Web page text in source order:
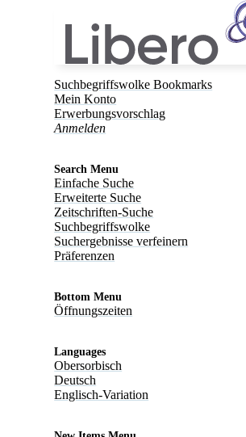
Suchbegriffswolke Bookmarks
Mein Konto
Erwerbungsvorschlag
Anmelden
Search Menu
Einfache Suche
Erweiterte Suche
Zeitschriften-Suche
Suchbegriffswolke
Suchergebnisse verfeinern
Präferenzen
Bottom Menu
Öffnungszeiten
Languages
Obersorbisch
Deutsch
Englisch-Variation